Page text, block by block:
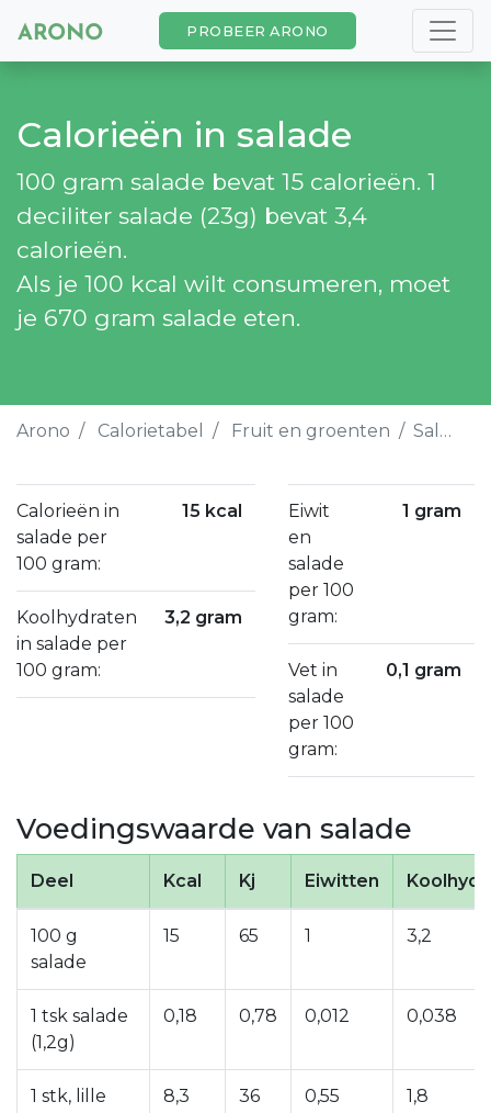
PROBEER ARONO
Calorieën in salade
100 gram salade bevat 15 calorieën. 1
deciliter salade (23g) bevat 3,4
calorieën.
Als je 100 kcal wilt consumeren, moet
je 670 gram salade eten.
Arono Calorietabel Fruit en groenten Salade
Calorieën in
salade per
100 gram:
15 kcal
Koolhydraten
in salade per
100 gram:
3,2 gram
Eiwit
en
salade
per 100
gram:
1 gram
Vet in
salade
per 100
gram:
0,1 gram
Voedingswaarde van salade
Deel Kcal Kj Eiwitten
100 g
salade
15 65 1 3,2
1 tsk salade
(1,2g)
0,18 0,78 0,012 0,038
1 stk, lille
8,3 36 0,55 1,8